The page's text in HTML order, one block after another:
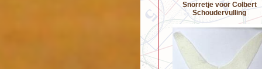
Snorretje voor Colbert
Schoudervulling